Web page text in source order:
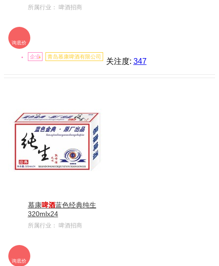
所属行业： 啤酒招商
询底价
企业 青岛慕康啤酒有限公司
关注度: 347
慕康啤酒蓝色经典纯生
320mlx24
所属行业： 啤酒招商
询底价